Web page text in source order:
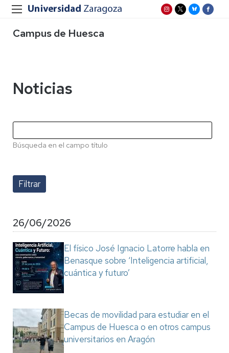
Campus de Huesca
Noticias
Búsqueda en el campo título
26/06/2026
El físico José Ignacio Latorre habla en
Benasque sobre ‘Inteligencia artificial,
cuántica y futuro’
Becas de movilidad para estudiar en el
Campus de Huesca o en otros campus
universitarios en Aragón